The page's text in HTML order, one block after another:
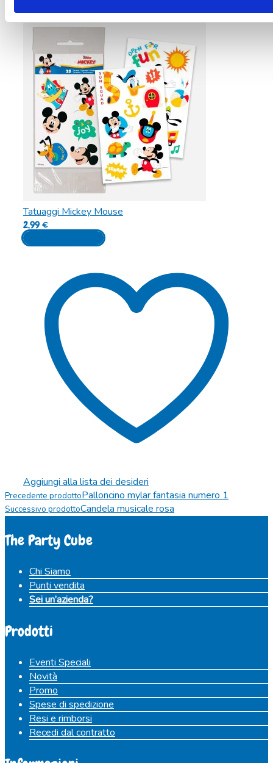
Aggiungi alla lista dei desideri
Tatuaggi Mickey Mouse
2,99€
Aggiungi al carrello
Aggiungi alla lista dei desideri
Precedente prodottoPalloncino mylar fantasia numero 1
Successivo prodottoCandela musicale rosa
The Party Cube
Chi Siamo
Punti vendita
Sei un’azienda?
Prodotti
Eventi Speciali
Novità
Promo
Spese di spedizione
Resi e rimborsi
Recedi dal contratto